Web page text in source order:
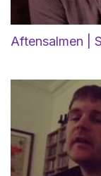
Aftensalmen |